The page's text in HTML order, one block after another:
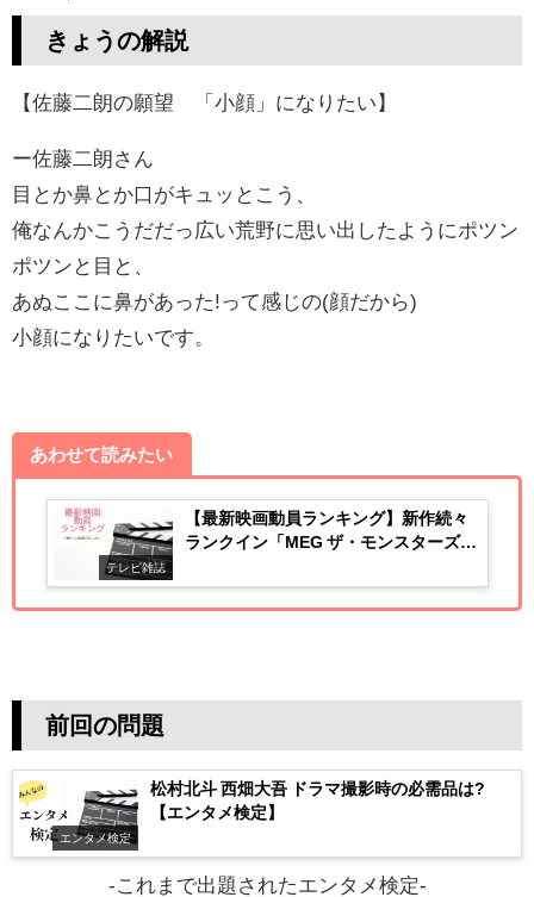
きょうの解説
【佐藤二朗の願望 「小顔」になりたい】
ー佐藤二朗さん
目とか鼻とか口がキュッとこう、
俺なんかこうだだっ広い荒野に思い出したようにポツン
ポツンと目と、
あぬここに鼻があった!って感じの(顔だから)
小顔になりたいです。
あわせて読みたい
テレビ雑誌
【最新映画動員ランキング】新作続々
ランクイン「MEG ザ・モンスターズ
前回の問題
エンタメ検定
松村北斗 西畑大吾 ドラマ撮影時の必需品は?
【エンタメ検定】
-これまで出題されたエンタメ検定-